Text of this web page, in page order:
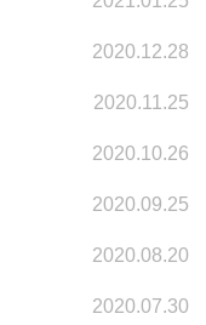
2020.12.28
2020.11.25
2020.10.26
2020.09.25
2020.08.20
2020.07.30